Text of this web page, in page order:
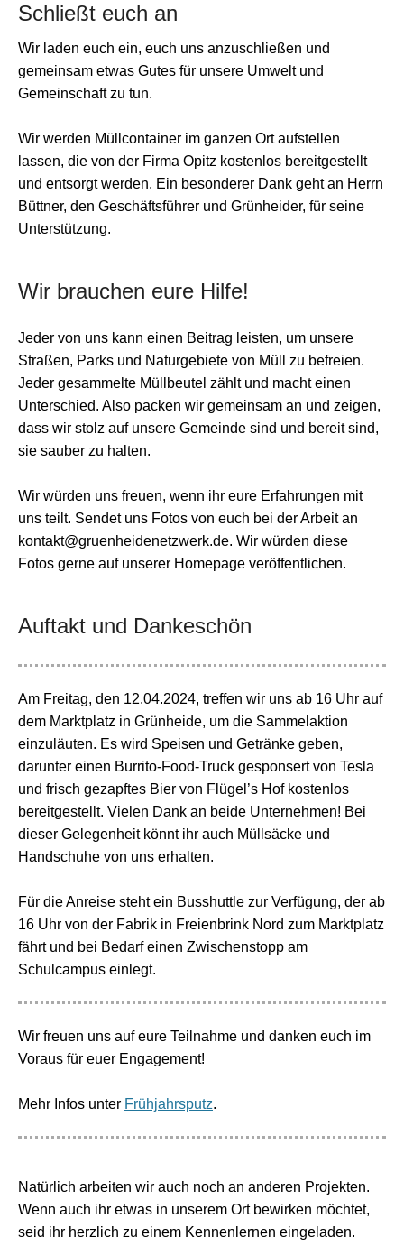
Schließt euch an
Wir laden euch ein, euch uns anzuschließen und
gemeinsam etwas Gutes für unsere Umwelt und
Gemeinschaft zu tun.
Wir werden Müllcontainer im ganzen Ort aufstellen
lassen, die von der Firma Opitz kostenlos bereitgestellt
und entsorgt werden. Ein besonderer Dank geht an Herrn
Büttner, den Geschäftsführer und Grünheider, für seine
Unterstützung.
Wir brauchen eure Hilfe!
Jeder von uns kann einen Beitrag leisten, um unsere
Straßen, Parks und Naturgebiete von Müll zu befreien.
Jeder gesammelte Müllbeutel zählt und macht einen
Unterschied. Also packen wir gemeinsam an und zeigen,
dass wir stolz auf unsere Gemeinde sind und bereit sind,
sie sauber zu halten.
Wir würden uns freuen, wenn ihr eure Erfahrungen mit
uns teilt. Sendet uns Fotos von euch bei der Arbeit an
kontakt@gruenheidenetzwerk.de. Wir würden diese
Fotos gerne auf unserer Homepage veröffentlichen.
Auftakt und Dankeschön
Am Freitag, den 12.04.2024, treffen wir uns ab 16 Uhr auf
dem Marktplatz in Grünheide, um die Sammelaktion
einzuläuten. Es wird Speisen und Getränke geben,
darunter einen Burrito-Food-Truck gesponsert von Tesla
und frisch gezapftes Bier von Flügel’s Hof kostenlos
bereitgestellt. Vielen Dank an beide Unternehmen! Bei
dieser Gelegenheit könnt ihr auch Müllsäcke und
Handschuhe von uns erhalten.
Für die Anreise steht ein Busshuttle zur Verfügung, der ab
16 Uhr von der Fabrik in Freienbrink Nord zum Marktplatz
fährt und bei Bedarf einen Zwischenstopp am
Schulcampus einlegt.
Wir freuen uns auf eure Teilnahme und danken euch im
Voraus für euer Engagement!
Mehr Infos unter Frühjahrsputz.
Natürlich arbeiten wir auch noch an anderen Projekten.
Wenn auch ihr etwas in unserem Ort bewirken möchtet,
seid ihr herzlich zu einem Kennenlernen eingeladen.